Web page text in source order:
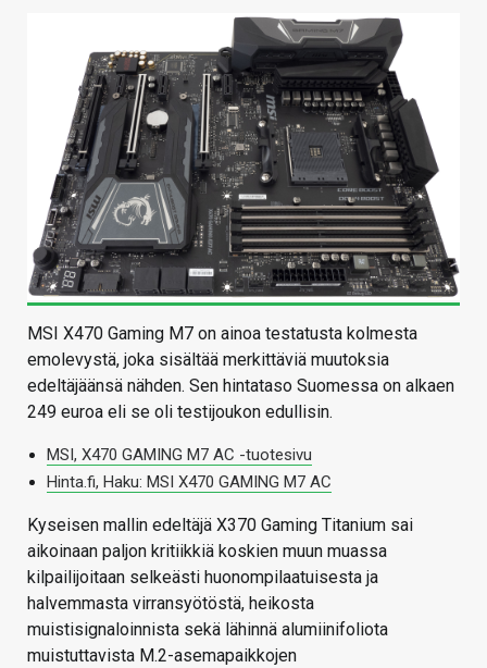
MSI X470 Gaming M7 on ainoa testatusta kolmesta
emolevystä, joka sisältää merkittäviä muutoksia
edeltäjäänsä nähden. Sen hintataso Suomessa on alkaen
249 euroa eli se oli testijoukon edullisin.
MSI, X470 GAMING M7 AC -tuotesivu
Hinta.fi, Haku: MSI X470 GAMING M7 AC
Kyseisen mallin edeltäjä X370 Gaming Titanium sai
aikoinaan paljon kritiikkiä koskien muun muassa
kilpailijoitaan selkeästi huonompilaatuisesta ja
halvemmasta virransyötöstä, heikosta
muistisignaloinnista sekä lähinnä alumiinifoliota
muistuttavista M.2-asemapaikkojen